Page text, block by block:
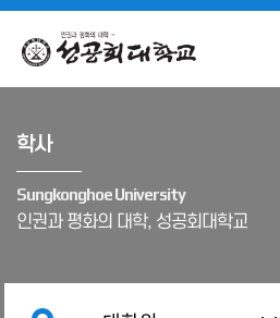
학사
Sungkonghoe University
인권과 평화의 대학, 성공회대학교